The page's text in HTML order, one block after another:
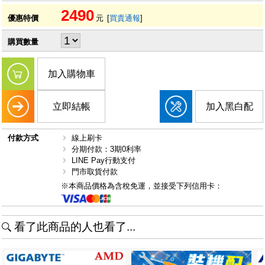
優惠特價 2490 元 [買貴通報]
購買數量
加入購物車
立即結帳 加入黑白配
付款方式
線上刷卡
分期付款：3期0利率
LINE Pay行動支付
門市取貨付款
※本商品價格為含稅免運，並接受下列信用卡：
看了此商品的人也看了...